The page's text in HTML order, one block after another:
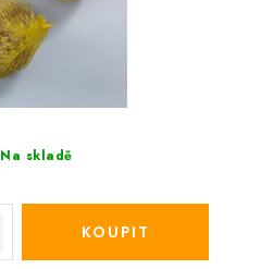
Na skladě